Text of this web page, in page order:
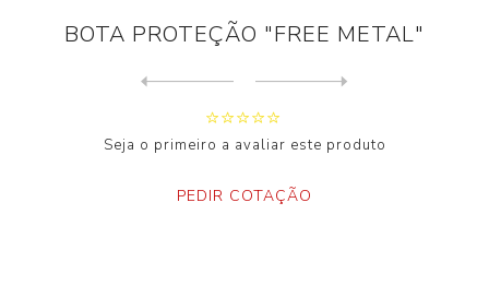
BOTA PROTEÇÃO "FREE METAL"
Seja o primeiro a avaliar este produto
PEDIR COTAÇÃO